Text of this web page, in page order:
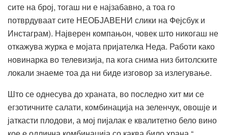
сите на број, тогаш ни е најзабавно, а тоа го
потврдуваат сите НЕОБЈАВЕНИ слики на Фејсбук и
Инстаграм). Најверен компањон, човек што никогаш не
откажува журка е мојата пријателка Неда. Работи како
новинарка во телевизија, па кога снима низ битолските
локали знаеме тоа да ни биде изговор за излегување.
Што се однесува до храната, во последно хит ми се
егзотичните салати, комбинација на зеленчук, овошје и
јаткасти плодови, а мој пијалак е квалитетно бело вино